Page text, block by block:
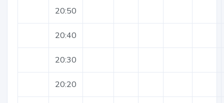
20:50
20:40
20:30
20:20